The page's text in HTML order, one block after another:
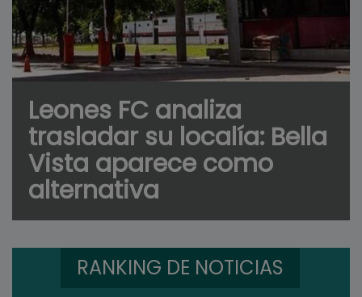
Leones FC analiza
trasladar su localía: Bella
Vista aparece como
alternativa
RANKING DE NOTICIAS